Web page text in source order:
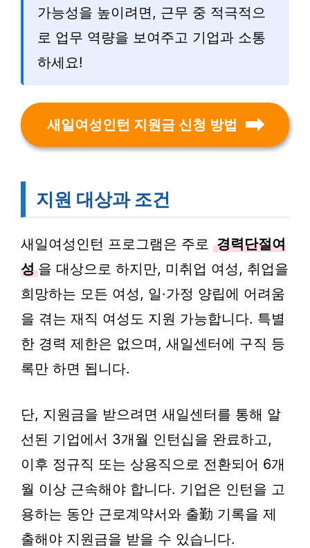
가능성을 높이려면, 근무 중 적극적으
로 업무 역량을 보여주고 기업과 소통
하세요!
새일여성인턴 지원금 신청 방법
지원 대상과 조건
새일여성인턴 프로그램은 주로 경력단절여
성 을 대상으로 하지만, 미취업 여성, 취업을
희망하는 모든 여성, 일·가정 양립에 어려움
을 겪는 재직 여성도 지원 가능합니다. 특별
한 경력 제한은 없으며, 새일센터에 구직 등
록만 하면 됩니다.
단, 지원금을 받으려면 새일센터를 통해 알
선된 기업에서 3개월 인턴십을 완료하고,
이후 정규직 또는 상용직으로 전환되어 6개
월 이상 근속해야 합니다. 기업은 인턴을 고
용하는 동안 근로계약서와 출勤 기록을 제
출해야 지원금을 받을 수 있습니다.